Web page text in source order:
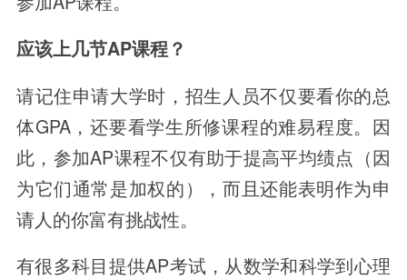
应该上几节AP课程？
请记住申请大学时，招生人员不仅要看你的总
体GPA，还要看学生所修课程的难易程度。因
此，参加AP课程不仅有助于提高平均绩点（因
为它们通常是加权的），而且还能表明作为申
请人的你富有挑战性。
有很多科目提供AP考试，从数学和科学到心理